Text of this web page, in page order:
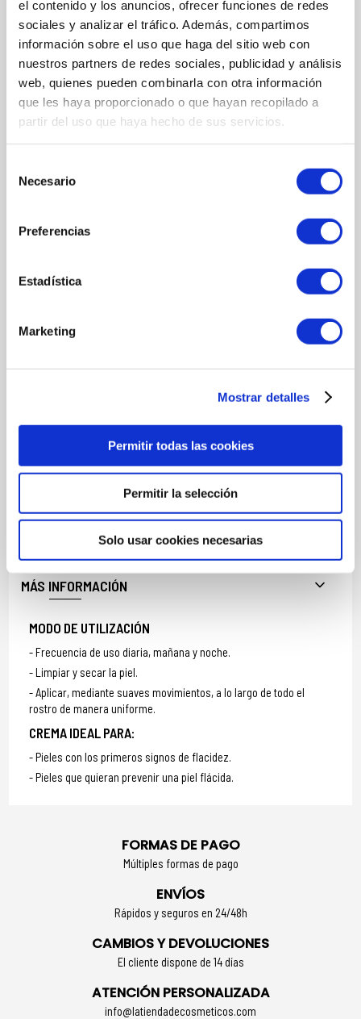
el contenido y los anuncios, ofrecer funciones de redes
sociales y analizar el tráfico. Además, compartimos
información sobre el uso que haga del sitio web con
nuestros partners de redes sociales, publicidad y análisis
web, quienes pueden combinarla con otra información
que les haya proporcionado o que hayan recopilado a
partir del uso que haya hecho de sus servicios.
Necesario
Preferencias
Estadística
Marketing
Mostrar detalles
Permitir todas las cookies
Permitir la selección
Solo usar cookies necesarias
Proteína de trigo
Extracto de flores de brezo
Extracto de raiz de lirio
Colágeno soluble
Polisacárido (polivitin)
Extracto de flores de camomila
Extracto de centella asiática
Vitamina E
Ingredients/Ingredientes: Aqua\Water\Eau; Glycerin ; Isopropyl
Saccharide Isomerate; Soluble Collagen; Tocopheryl Acetate;
Recutita Flower Extract; Triethanolamine; Bisabolol; Camellia
Sinensis Leaf Oil; Camphor; Carbomer; Dehydroacetic Acid;
(Chromium Hydroxide Green); Phenoxyethanol; Hydrolyzed Soy
*Componentes naturales de los aceites esenciales - Essential oils
natural components - Composants naturels des huiles
Verifique antes de su uso que los ingredientes son aptos para su
uso personal.
MÁS INFORMACIÓN
MODO DE UTILIZACIÓN
Frecuencia de uso diaria, mañana y noche.
Limpiar y secar la piel.
Aplicar, mediante suaves movimientos, a lo largo de todo el
rostro de manera uniforme.
CREMA IDEAL PARA:
Pieles con los primeros signos de flacidez.
Pieles que quieran prevenir una piel flácida.
FORMAS DE PAGO
Múltiples formas de pago
ENVÍOS
Rápidos y seguros en 24/48h
CAMBIOS Y DEVOLUCIONES
El cliente dispone de 14 días
ATENCIÓN PERSONALIZADA
info@latiendadecosmeticos.com